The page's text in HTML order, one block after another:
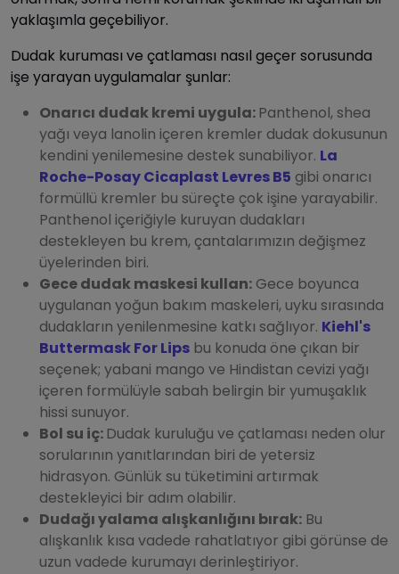
yaklaşımla geçebiliyor.
Dudak kuruması ve çatlaması nasıl geçer sorusunda
işe yarayan uygulamalar şunlar:
Onarıcı dudak kremi uygula: Panthenol, shea
yağı veya lanolin içeren kremler dudak dokusunun
kendini yenilemesine destek sunabiliyor. La
Roche-Posay Cicaplast Levres B5 gibi onarıcı
formüllü kremler bu süreçte çok işine yarayabilir.
Panthenol içeriğiyle kuruyan dudakları
destekleyen bu krem, çantalarımızın değişmez
üyelerinden biri.
Gece dudak maskesi kullan: Gece boyunca
uygulanan yoğun bakım maskeleri, uyku sırasında
dudakların yenilenmesine katkı sağlıyor. Kiehl's
Buttermask For Lips bu konuda öne çıkan bir
seçenek; yabani mango ve Hindistan cevizi yağı
içeren formülüyle sabah belirgin bir yumuşaklık
hissi sunuyor.
Bol su iç: Dudak kuruluğu ve çatlaması neden olur
sorularının yanıtlarından biri de yetersiz
hidrasyon. Günlük su tüketimini artırmak
destekleyici bir adım olabilir.
Dudağı yalama alışkanlığını bırak: Bu
alışkanlık kısa vadede rahatlatıyor gibi görünse de
uzun vadede kurumayı derinleştiriyor.